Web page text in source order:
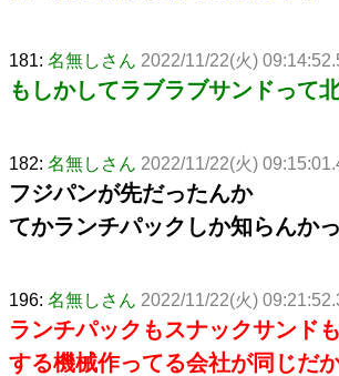
181: 名無しさん 2022/11/22(火)
もしかしてラブラブサンドって
182: 名無しさん 2022/11/22(火)
フジパンが先だったんか
てかランチパックしか知らんか
196: 名無しさん 2022/11/22(火)
ランチパックもスナックサンド
する機械作ってる会社が同じだ